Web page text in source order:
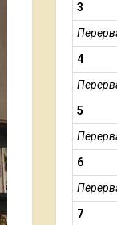
3
4
5
6
7